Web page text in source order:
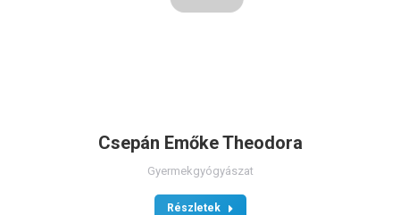
Csepán Emőke Theodora
Gyermekgyógyászat
Részletek